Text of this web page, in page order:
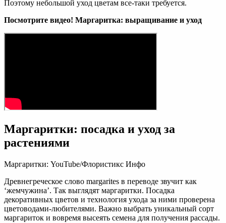
Поэтому небольшой уход цветам все-таки требуется.
Посмотрите видео! Маргаритка: выращивание и уход
Маргаритки: посадка и уход за
растениями
Маргаритки: YouTube/Флористикс Инфо
Древнегреческое слово margarites в переводе звучит как
‘жемчужина’. Так выглядят маргаритки. Посадка
декоративных цветов и технология ухода за ними проверена
цветоводами-любителями. Важно выбрать уникальный сорт
маргариток и вовремя высеять семена для получения рассады.